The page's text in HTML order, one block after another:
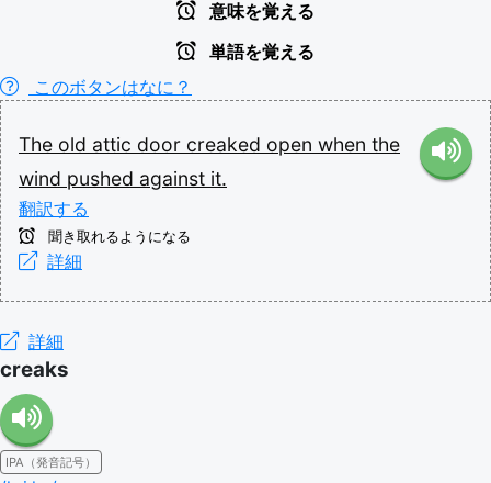
意味を覚える
単語を覚える
このボタンはなに？
The old attic door creaked open when the
wind pushed against it.
翻訳する
聞き取れるようになる
詳細
詳細
creaks
IPA（発音記号）